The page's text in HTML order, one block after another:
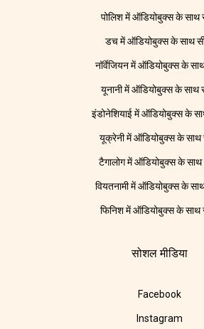
पोलिश में ऑडियोबुक्स के साथ
डच में ऑडियोबुक्स के साथ
नॉर्वेजियन में ऑडियोबुक्स के
यूनानी में ऑडियोबुक्स के साथ
इंडोनेशियाई में ऑडियोबुक्स के
यूक्रेनी में ऑडियोबुक्स के साथ
टैगालोग में ऑडियोबुक्स के
वियतनामी में ऑडियोबुक्स के
फिनिश में ऑडियोबुक्स के साथ
सोशल मीडिया
Facebook
Instagram